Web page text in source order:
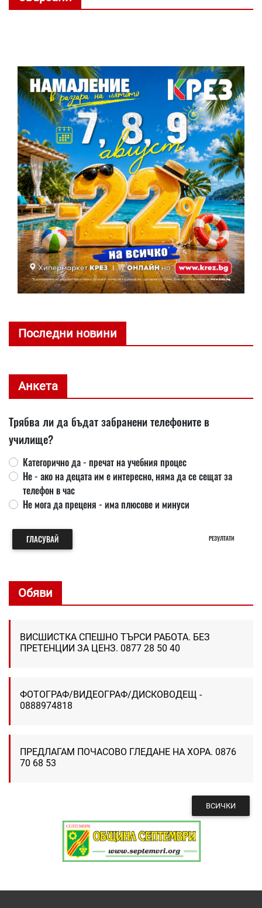
Последни новини
Анкета
Трябва ли да бъдат забранени телефоните в
училище?
Категорично да - пречат на учебния процес
Не - ако на децата им е интересно, няма да се сещат за
телефон в час
Не мога да преценя - има плюсове и минуси
ГЛАСУВАЙ РЕЗУЛТАТИ
Обяви
ВИСШИСТКА СПЕШНО ТЪРСИ РАБОТА. БЕЗ
ПРЕТЕНЦИИ ЗА ЦЕНЗ. 0877 28 50 40
ФОТОГРАФ/ВИДЕОГРАФ/ДИСКОВОДЕЩ -
0888974818
ПРЕДЛАГАМ ПОЧАСОВО ГЛЕДАНЕ НА ХОРА. 0876
70 68 53
ВСИЧКИ